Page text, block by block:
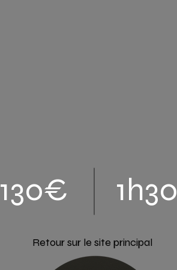
130€ 1h30
Retour sur le site principal